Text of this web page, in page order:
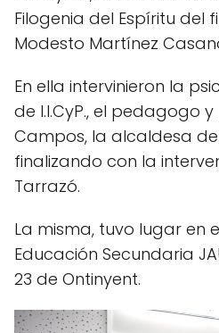
Filogenia del Espíritu del
Modesto Martínez
En ella intervinieron la
de I.I.CyP., el pedagogo
Campos, la alcaldesa de
finalizando con la
Tarrazó.
La misma, tuvo lugar en
Educación Secundaria
23 de Ontinyent.